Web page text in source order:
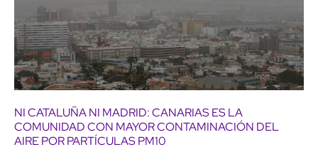
sin
la
prestación
NI CATALUÑA NI MADRID: CANARIAS ES LA
COMUNIDAD CON MAYOR CONTAMINACIÓN DEL
AIRE POR PARTÍCULAS PM10